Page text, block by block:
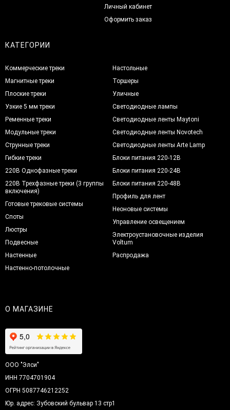
Личный кабинет
Оформить заказ
КАТЕГОРИИ
Коммерческие треки
Магнитные треки
Плоские треки
Узкие 5 мм треки
Ременные треки
Модульные треки
Струнные треки
Гибкие треки
220В Однофазные треки
220В Трехфазные треки (3 группы
включения)
Готовые трековые системы
Споты
Люстры
Подвесные
Настенные
Настенно-потолочные
Настольные
Торшеры
Уличные
Светодиодные лампы
Светодиодные ленты Maytoni
Светодиодные ленты Novotech
Светодиодные ленты Arte Lamp
Блоки питания 220-12В
Блоки питания 220-24В
Блоки питания 220-48В
Профиль для лент
Неоновые системы
Управление освещением
Электроустановочные изделия
Voltum
Распродажа
О МАГАЗИНЕ
ООО "Элси"
ИНН 7704701904
ОГРН 5087746212252
Юр. адрес: Зубовский бульвар 13 стр1